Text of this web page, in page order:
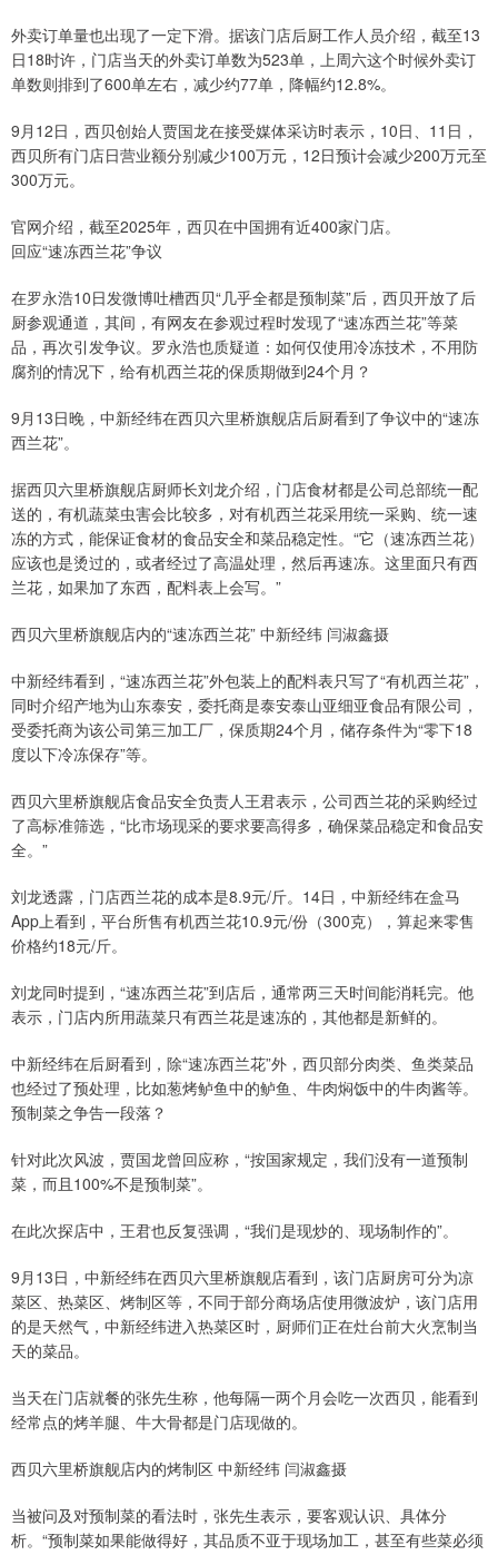
外卖订单量也出现了一定下滑。据该门店后厨工作人员介绍，截至13
日18时许，门店当天的外卖订单数为523单，上周六这个时候外卖订
单数则排到了600单左右，减少约77单，降幅约12.8%。
9月12日，西贝创始人贾国龙在接受媒体采访时表示，10日、11日，
西贝所有门店日营业额分别减少100万元，12日预计会减少200万元至
300万元。
官网介绍，截至2025年，西贝在中国拥有近400家门店。
回应“速冻西兰花”争议
在罗永浩10日发微博吐槽西贝“几乎全都是预制菜”后，西贝开放了后
厨参观通道，其间，有网友在参观过程时发现了“速冻西兰花”等菜
品，再次引发争议。罗永浩也质疑道：如何仅使用冷冻技术，不用防
腐剂的情况下，给有机西兰花的保质期做到24个月？
9月13日晚，中新经纬在西贝六里桥旗舰店后厨看到了争议中的“速冻
西兰花”。
据西贝六里桥旗舰店厨师长刘龙介绍，门店食材都是公司总部统一配
送的，有机蔬菜虫害会比较多，对有机西兰花采用统一采购、统一速
冻的方式，能保证食材的食品安全和菜品稳定性。“它（速冻西兰花）
应该也是烫过的，或者经过了高温处理，然后再速冻。这里面只有西
兰花，如果加了东西，配料表上会写。”
西贝六里桥旗舰店内的“速冻西兰花” 中新经纬 闫淑鑫摄
中新经纬看到，“速冻西兰花”外包装上的配料表只写了“有机西兰花”，
同时介绍产地为山东泰安，委托商是泰安泰山亚细亚食品有限公司，
受委托商为该公司第三加工厂，保质期24个月，储存条件为“零下18
度以下冷冻保存”等。
西贝六里桥旗舰店食品安全负责人王君表示，公司西兰花的采购经过
了高标准筛选，“比市场现采的要求要高得多，确保菜品稳定和食品安
全。”
刘龙透露，门店西兰花的成本是8.9元/斤。14日，中新经纬在盒马
App上看到，平台所售有机西兰花10.9元/份（300克），算起来零售
价格约18元/斤。
刘龙同时提到，“速冻西兰花”到店后，通常两三天时间能消耗完。他
表示，门店内所用蔬菜只有西兰花是速冻的，其他都是新鲜的。
中新经纬在后厨看到，除“速冻西兰花”外，西贝部分肉类、鱼类菜品
也经过了预处理，比如葱烤鲈鱼中的鲈鱼、牛肉焖饭中的牛肉酱等。
预制菜之争告一段落？
针对此次风波，贾国龙曾回应称，“按国家规定，我们没有一道预制
菜，而且100%不是预制菜”。
在此次探店中，王君也反复强调，“我们是现炒的、现场制作的”。
9月13日，中新经纬在西贝六里桥旗舰店看到，该门店厨房可分为凉
菜区、热菜区、烤制区等，不同于部分商场店使用微波炉，该门店用
的是天然气，中新经纬进入热菜区时，厨师们正在灶台前大火烹制当
天的菜品。
当天在门店就餐的张先生称，他每隔一两个月会吃一次西贝，能看到
经常点的烤羊腿、牛大骨都是门店现做的。
西贝六里桥旗舰店内的烤制区 中新经纬 闫淑鑫摄
当被问及对预制菜的看法时，张先生表示，要客观认识、具体分
析。“预制菜如果能做得好，其品质不亚于现场加工，甚至有些菜必须